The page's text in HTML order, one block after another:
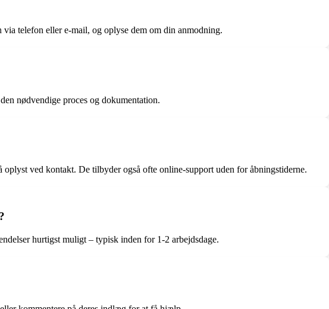
telefon eller e-mail, og oplyse dem om din anmodning.
nødvendige proces og dokumentation.
ved kontakt. De tilbyder også ofte online-support uden for åbningstiderne.
hurtigst muligt – typisk inden for 1-2 arbejdsdage.